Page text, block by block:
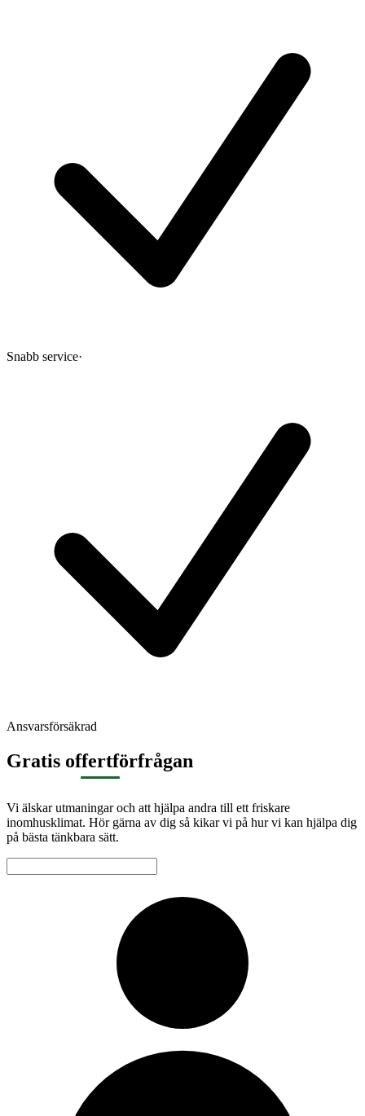
Snabb service·
Ansvarsförsäkrad
Gratis offertförfrågan
Vi älskar utmaningar och att hjälpa andra till ett friskare
inomhusklimat. Hör gärna av dig så kikar vi på hur vi kan hjälpa dig
på bästa tänkbara sätt.